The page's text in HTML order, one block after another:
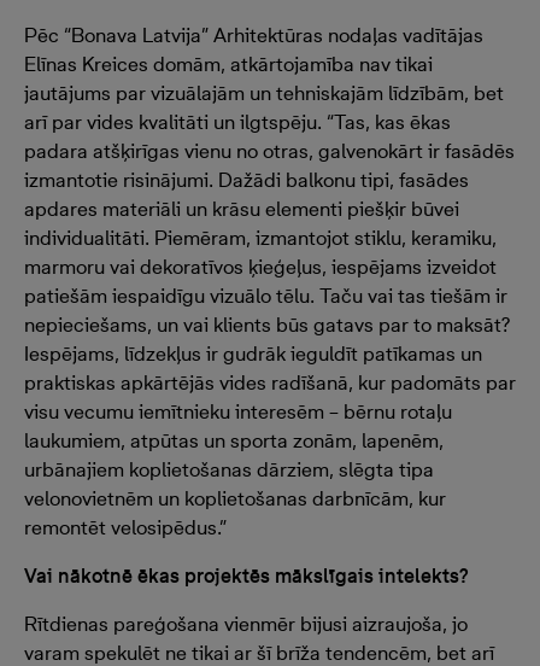
Pēc “Bonava Latvija” Arhitektūras nodaļas vadītājas
Elīnas Kreices domām, atkārtojamība nav tikai
jautājums par vizuālajām un tehniskajām līdzībām, bet
arī par vides kvalitāti un ilgtspēju. “Tas, kas ēkas
padara atšķirīgas vienu no otras, galvenokārt ir fasādēs
izmantotie risinājumi. Dažādi balkonu tipi, fasādes
apdares materiāli un krāsu elementi piešķir būvei
individualitāti. Piemēram, izmantojot stiklu, keramiku,
marmoru vai dekoratīvos ķieģeļus, iespējams izveidot
patiešām iespaidīgu vizuālo tēlu. Taču vai tas tiešām ir
nepieciešams, un vai klients būs gatavs par to maksāt?
Iespējams, līdzekļus ir gudrāk ieguldīt patīkamas un
praktiskas apkārtējās vides radīšanā, kur padomāts par
visu vecumu iemītnieku interesēm – bērnu rotaļu
laukumiem, atpūtas un sporta zonām, lapenēm,
urbānajiem koplietošanas dārziem, slēgta tipa
velonovietnēm un koplietošanas darbnīcām, kur
remontēt velosipēdus.”
Vai nākotnē ēkas projektēs mākslīgais intelekts?
Rītdienas pareģošana vienmēr bijusi aizraujoša, jo
varam spekulēt ne tikai ar šī brīža tendencēm, bet arī